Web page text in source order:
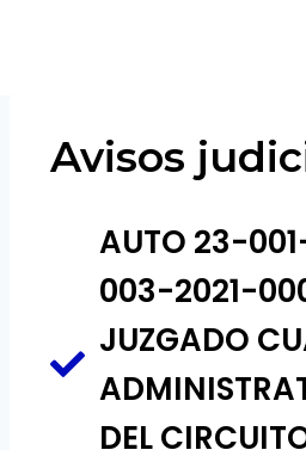
Avisos
AUTO 23-
003-2021-
JUZGADO
DEL